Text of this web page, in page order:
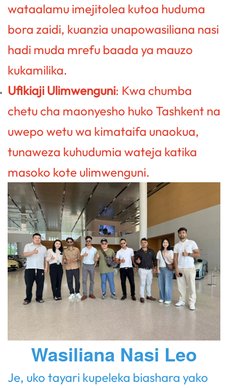
wataalamu imejitolea kutoa huduma
bora zaidi, kuanzia unapowasiliana nasi
hadi muda mrefu baada ya mauzo
kukamilika.
Ufikiaji Ulimwenguni: Kwa chumba
chetu cha maonyesho huko Tashkent na
uwepo wetu wa kimataifa unaokua,
tunaweza kuhudumia wateja katika
masoko kote ulimwenguni.
Wasiliana Nasi Leo
Je, uko tayari kupeleka biashara yako